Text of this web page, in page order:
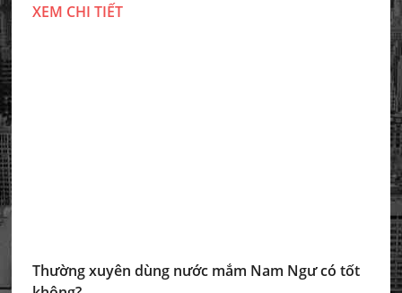
XEM CHI TIẾT
Thường xuyên dùng nước mắm Nam Ngư có tốt